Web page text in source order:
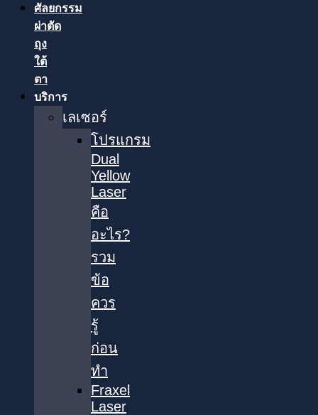
ศัลยกรรม
ผ่าตัด
ถุง
ใต้
ตา
บริการ
เลเซอร์
โปรแกรม
Dual
Yellow
Laser
คือ
อะไร?
รวม
ข้อ
ควร
รู้
ก่อน
ทำ
Fraxel
Laser